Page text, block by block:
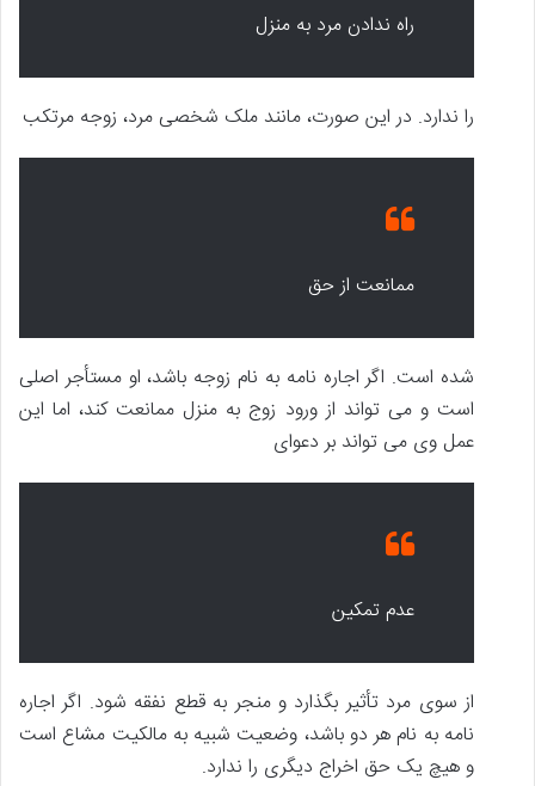
راه ندادن مرد به منزل
را ندارد. در این صورت، مانند ملک شخصی مرد، زوجه مرتکب
ممانعت از حق
شده است. اگر اجاره نامه به نام زوجه باشد، او مستأجر اصلی
است و می تواند از ورود زوج به منزل ممانعت کند، اما این
عمل وی می تواند بر دعوای
عدم تمکین
از سوی مرد تأثیر بگذارد و منجر به قطع نفقه شود. اگر اجاره
نامه به نام هر دو باشد، وضعیت شبیه به مالکیت مشاع است
و هیچ یک حق اخراج دیگری را ندارد.